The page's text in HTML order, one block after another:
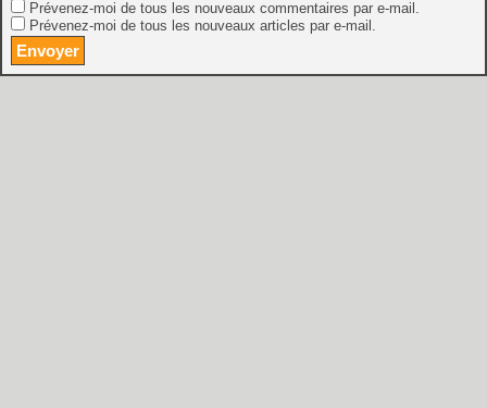
Prévenez-moi de tous les nouveaux commentaires par e-mail.
Prévenez-moi de tous les nouveaux articles par e-mail.